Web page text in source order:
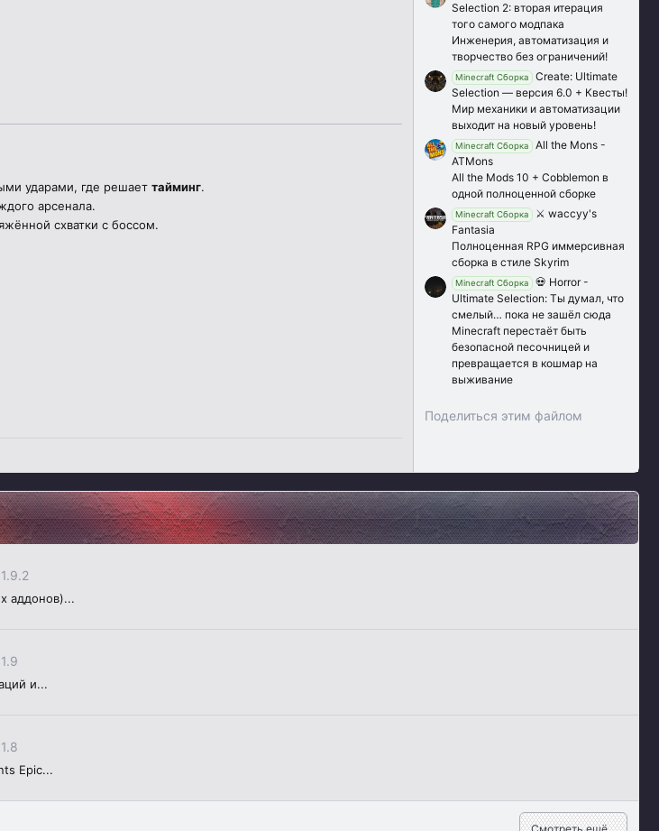
ударами, где решаеттайминг.
арсенала.
схватки с боссом.
Selection 2: вторая итерация
того самого модпака
Инженерия, автоматизация и
творчество без ограничений!
Minecraft Сборка
Create: Ultimate
Selection — версия 6.0 + Квесты!
Мир механики и автоматизации
выходит на новый уровень!
Minecraft Сборка
All the Mons -
ATMons
All the Mods 10 + Cobblemon в
одной полноценной сборке
Minecraft Сборка
⚔️ waccyy's
Fantasia
Полноценная RPG иммерсивная
сборка в стиле Skyrim
Minecraft Сборка
💀 Horror -
Ultimate Selection: Ты думал, что
смелый… пока не зашёл сюда
Minecraft перестаёт быть
безопасной песочницей и
превращается в кошмар на
выживание
Поделиться этим файлом
аддонов)...
и...
Epic...